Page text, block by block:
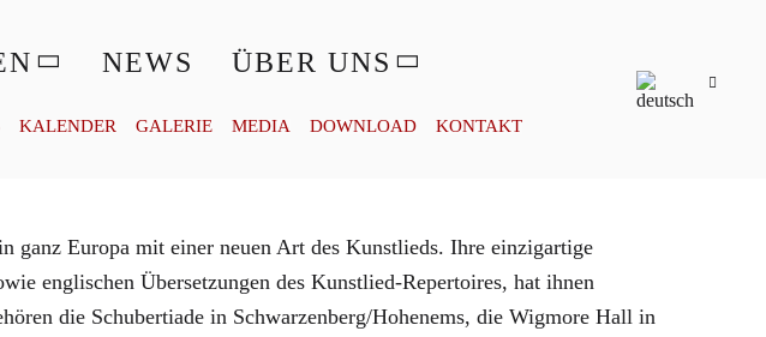
NEWS ÜBER UNS
KALENDER GALERIE MEDIA DOWNLOAD KONTAKT
ganz Europa mit einer neuen Art des Kunstlieds. Ihre einzigartige
englischen Übersetzungen des Kunstlied-Repertoires, hat ihnen
die Schubertiade in Schwarzenberg/Hohenems, die Wigmore Hall in